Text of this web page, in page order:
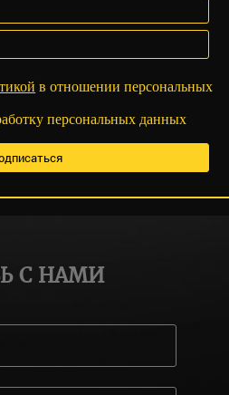
в отношении персональных
персональных данных
С НАМИ